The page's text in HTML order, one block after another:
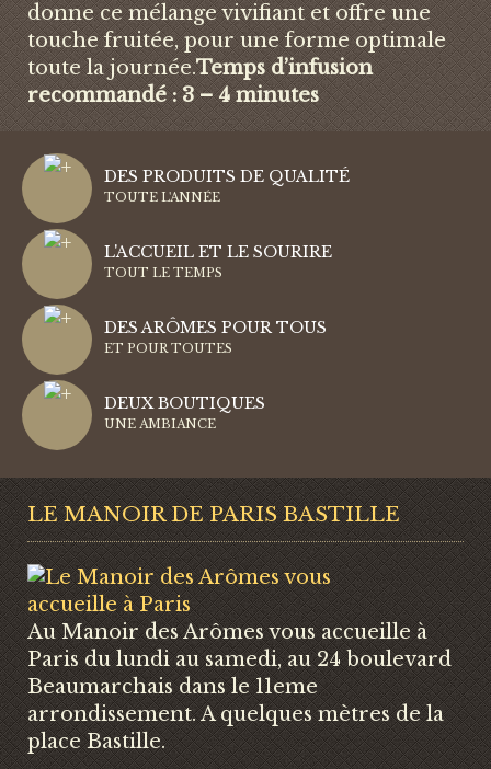
donne ce mélange vivifiant et offre une
touche fruitée, pour une forme optimale
toute la journée.Temps d’infusion
recommandé : 3 – 4 minutes
DES PRODUITS DE QUALITÉ
TOUTE L'ANNÉE
L'ACCUEIL ET LE SOURIRE
TOUT LE TEMPS
DES ARÔMES POUR TOUS
ET POUR TOUTES
DEUX BOUTIQUES
UNE AMBIANCE
LE MANOIR DE PARIS BASTILLE
Au Manoir des Arômes vous accueille à
Paris du lundi au samedi, au 24 boulevard
Beaumarchais dans le 11eme
arrondissement. A quelques mètres de la
place Bastille.